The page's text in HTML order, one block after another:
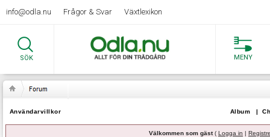
info@odla.nu Frågor & Svar Växtlexikon
SÖK MENY
Användarvillkor Album |
Välkommen som gäst( Logga in |